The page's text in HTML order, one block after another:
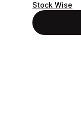
Stock Wise